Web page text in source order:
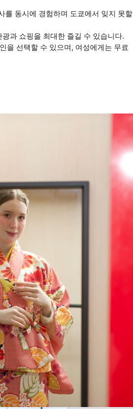
를 동시에 경험하며 도쿄에서 잊지 못할
과 쇼핑을 최대한 즐길 수 있습니다.
을 선택할 수 있으며, 여성에게는 무료